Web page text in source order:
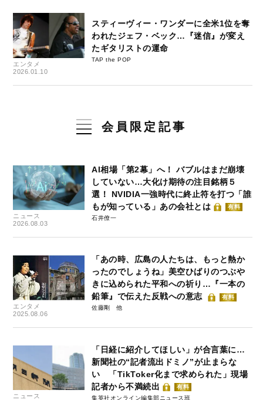
エンタメ
2026.01.10
スティーヴィー・ワンダーに全米1位を奪
われたジェフ・ベック…『迷信』が変え
たギタリストの運命
TAP the POP
会員限定記事
ニュース
2026.08.03
AI相場「第2幕」へ！ バブルはまだ崩壊
していない…大化け期待の注目銘柄５
選！ NVIDIA一強時代に終止符を打つ「誰
もが知っている」あの会社とは
有料
石井僚一
エンタメ
2025.08.06
「あの時、広島の人たちは、もっと熱か
ったのでしょうね」美空ひばりのつぶや
きに込められた平和への祈り…『一本の
鉛筆』で伝えた反戦への意志
有料
佐藤剛
ニュース
「日経に紹介してほしい」が合言葉に…
新聞社の“記者流出ドミノ”が止まらな
い 「TikToker化まで求められた」現場
記者から不満続出
有料
集英社オンライン編集部ニュース班